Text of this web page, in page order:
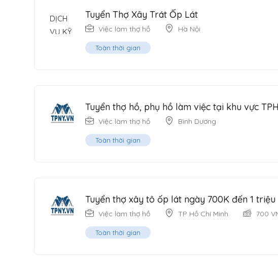
Tuyển Thợ Xây Trát Ốp Lát
Việc làm thợ hồ Hà Nội
Toàn thời gian
Tuyển thợ hồ, phụ hồ làm việc tại khu vực
Việc làm thợ hồ Bình Dương
Toàn thời gian
Tuyển thợ xây tô ốp lát ngày 700K đến 1 triệu
Việc làm thợ hồ TP Hồ Chí Minh 700
Toàn thời gian